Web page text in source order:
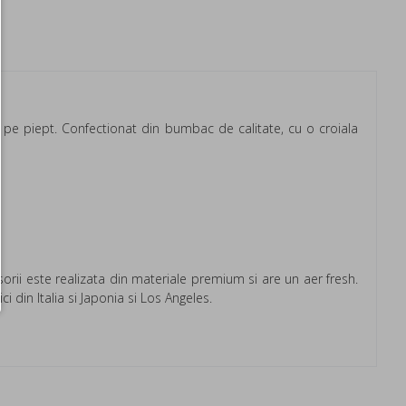
piept. Confectionat din bumbac de calitate, cu o croiala
este realizata din materiale premium si are un aer fresh.
din Italia si Japonia si Los Angeles.